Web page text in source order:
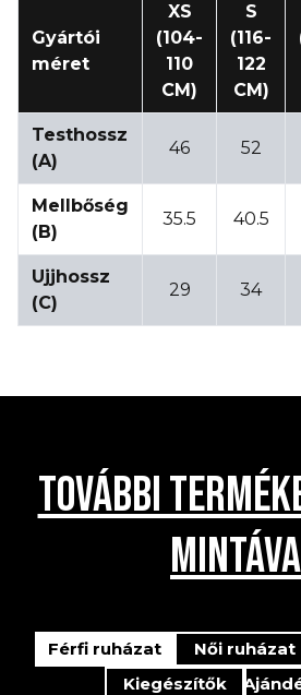
Gyártói
méret
XS
(104-
110
CM)
S
(116-
122
CM)
Testhossz
(A)
46 52
Mellbőség
(B)
35.5 40.5
Ujjhossz
(C)
29 34
TOVÁBBI
Férfi ruházat Női ruházat
Kiegészítők